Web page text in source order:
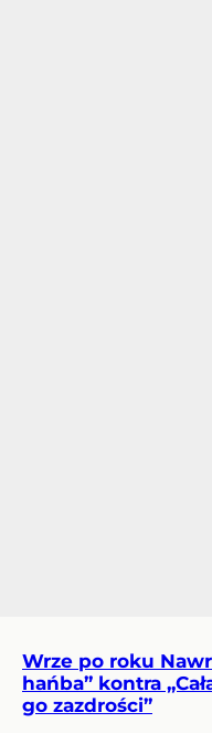
Wrze po roku
hańba” kontra
go zazdrości”